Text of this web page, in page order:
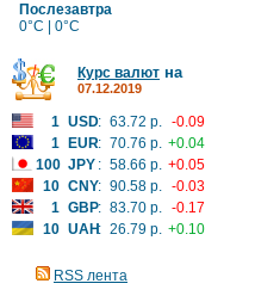
Послезавтра
0°C | 0°C
Курс валют на
07.12.2019
1 USD: 63.72 р. -0.09
1
EUR: 70.76 р. +0.04
100 JPY : 58.66 р. +0.05
10 CNY: 90.58 р. -0.03
1 GBP: 83.70 р. -0.17
10 UAH: 26.79 р. +0.10
RSS лента